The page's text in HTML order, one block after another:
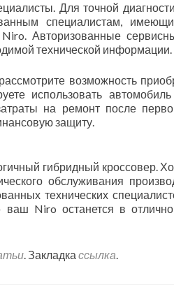
Для точной
специалистам,
Авторизованные
технической информации.
возможность
использовать
на ремонт после
защиту.
гибридный кроссовер.
обслуживания
технических
ваш Niro останется в
. Закладка ссылка.